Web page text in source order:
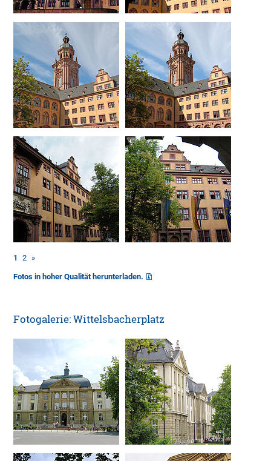
1 2 »
Fotos in hoher Qualität herunterladen.
Fotogalerie: Wittelsbacherplatz